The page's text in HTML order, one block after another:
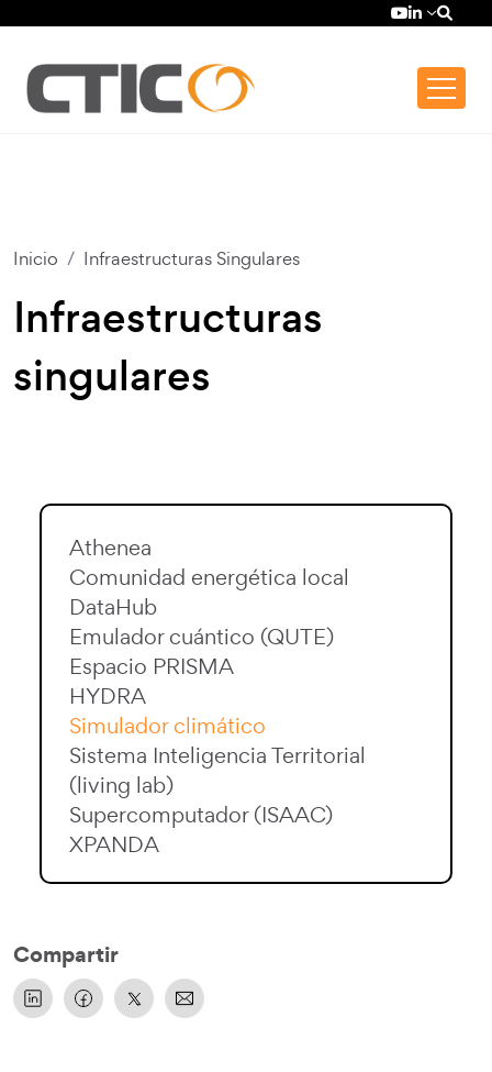
Pasar al contenido principal
Top bar menu YouTube
LinkedIn
Inicio Infraestructuras Singulares
Infraestructuras
singulares
Athenea
Comunidad energética local
DataHub
Emulador cuántico (QUTE)
Espacio PRISMA
HYDRA
Simulador climático
Sistema Inteligencia Territorial
(living lab)
Supercomputador (ISAAC)
XPANDA
Compartir